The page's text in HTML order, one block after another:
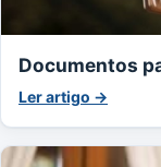
Documentos
Ler artigo →